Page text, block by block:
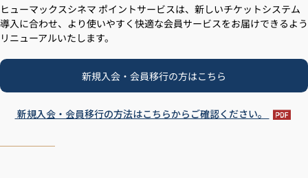
ヒューマックスシネマ ポイントサービスは、新しいチケットシステム
導入に合わせ、より使いやすく快適な会員サービスをお届けできるよう
リニューアルいたします。
新規入会・会員移行の方はこちら
新規入会・会員移行の方法はこちらからご確認ください。